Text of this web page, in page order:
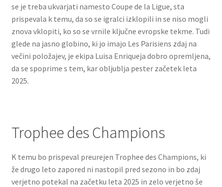
se je treba ukvarjati namesto Coupe de la Ligue, sta
prispevala k temu, da so se igralci izklopili in se niso mogli
znova vklopiti, ko so se vrnile ključne evropske tekme. Tudi
glede na jasno globino, ki jo imajo Les Parisiens zdaj na
večini položajev, je ekipa Luisa Enriqueja dobro opremljena,
da se spoprime s tem, kar obljublja pester začetek leta
2025.
Trophee des Champions
K temu bo prispeval preurejen Trophee des Champions, ki
že drugo leto zapored ni nastopil pred sezono in bo zdaj
verjetno potekal na začetku leta 2025 in zelo verjetno še